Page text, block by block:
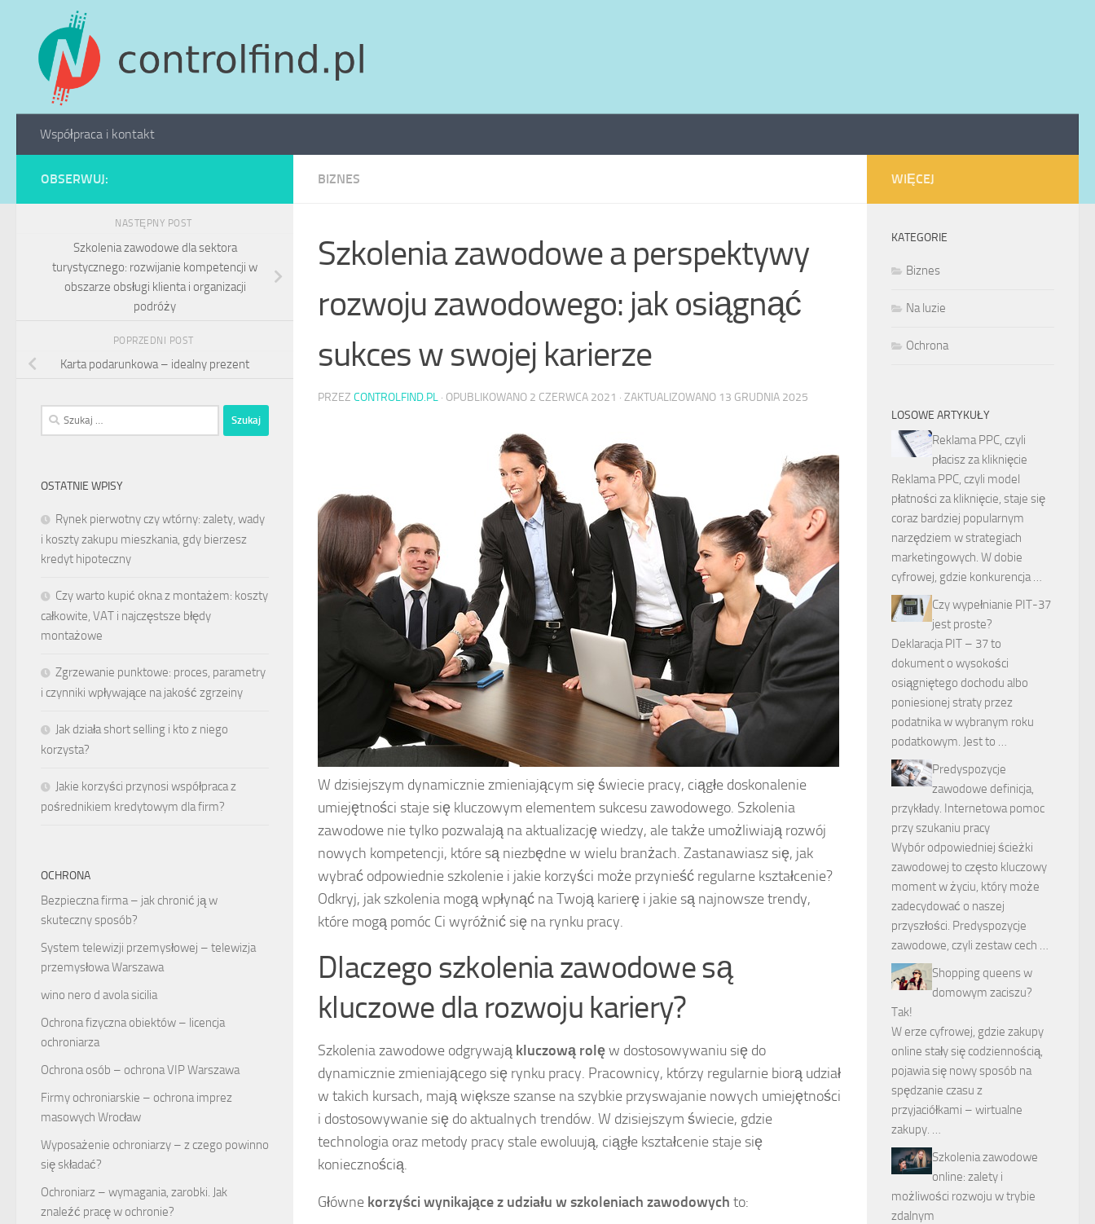
Skip to content
Współpraca i kontakt
BIZNES
Szkolenia zawodowe a perspektywy
rozwoju zawodowego: jak osiągnąć
sukces w swojej karierze
PRZEZ CONTROLFIND.PL · OPUBLIKOWANO 2 CZERWCA 2021 · ZAKTUALIZOWANO 13 GRUDNIA 2025
W dzisiejszym dynamicznie zmieniającym się świecie pracy, ciągłe doskonalenie
umiejętności staje się kluczowym elementem sukcesu zawodowego. Szkolenia
zawodowe nie tylko pozwalają na aktualizację wiedzy, ale także umożliwiają rozwój
nowych kompetencji, które są niezbędne w wielu branżach. Zastanawiasz się, jak
wybrać odpowiednie szkolenie i jakie korzyści może przynieść regularne kształcenie?
Odkryj, jak szkolenia mogą wpłynąć na Twoją karierę i jakie są najnowsze trendy,
które mogą pomóc Ci wyróżnić się na rynku pracy.
Dlaczego szkolenia zawodowe są
kluczowe dla rozwoju kariery?
Szkolenia zawodowe odgrywają kluczową rolęw dostosowywaniu się do
dynamicznie zmieniającego się rynku pracy. Pracownicy, którzy regularnie biorą udział
w takich kursach, mają większe szanse na szybkie przyswajanie nowych umiejętności
i dostosowywanie się do aktualnych trendów. W dzisiejszym świecie, gdzie
technologia oraz metody pracy stale ewoluują, ciągłe kształcenie staje się
koniecznością.
Główne korzyści wynikające z udziału w szkoleniach zawodowych to:
OBSERWUJ:
NASTĘPNY POST
Szkolenia zawodowe dla sektora
turystycznego: rozwijanie kompetencji w
obszarze obsługi klienta i organizacji
podróży
POPRZEDNI POST
Karta podarunkowa – idealny prezent
Szukaj:
OSTATNIE WPISY
Rynek pierwotny czy wtórny: zalety, wady
i koszty zakupu mieszkania, gdy bierzesz
kredyt hipoteczny
Czy warto kupić okna z montażem: koszty
całkowite, VAT i najczęstsze błędy
montażowe
Zgrzewanie punktowe: proces, parametry
i czynniki wpływające na jakość zgrzeiny
Jak działa short selling i kto z niego
korzysta?
Jakie korzyści przynosi współpraca z
pośrednikiem kredytowym dla firm?
OCHRONA
Bezpieczna firma – jak chronić ją w
skuteczny sposób?
System telewizji przemysłowej – telewizja
przemysłowa Warszawa
wino nero d avola sicilia
Ochrona fizyczna obiektów – licencja
ochroniarza
Ochrona osób – ochrona VIP Warszawa
Firmy ochroniarskie – ochrona imprez
masowych Wrocław
Wyposażenie ochroniarzy – z czego powinno
się składać?
Ochroniarz – wymagania, zarobki. Jak
znaleźć pracę w ochronie?
WIĘCEJ
KATEGORIE
Biznes
Na luzie
Ochrona
LOSOWE ARTYKUŁY
Reklama PPC, czyli
płacisz za kliknięcie
Reklama PPC, czyli model
płatności za kliknięcie, staje się
coraz bardziej popularnym
narzędziem w strategiach
marketingowych. W dobie
cyfrowej, gdzie konkurencja …
Czy wypełnianie PIT-37
jest proste?
Deklaracja PIT – 37 to
dokument o wysokości
osiągniętego dochodu albo
poniesionej straty przez
podatnika w wybranym roku
podatkowym. Jest to …
Predyspozycje
zawodowe definicja,
przykłady. Internetowa pomoc
przy szukaniu pracy
Wybór odpowiedniej ścieżki
zawodowej to często kluczowy
moment w życiu, który może
zadecydować o naszej
przyszłości. Predyspozycje
zawodowe, czyli zestaw cech …
Shopping queens w
domowym zaciszu?
Tak!
W erze cyfrowej, gdzie zakupy
online stały się codziennością,
pojawia się nowy sposób na
spędzanie czasu z
przyjaciółkami – wirtualne
zakupy. …
Szkolenia zawodowe
online: zalety i
możliwości rozwoju w trybie
zdalnym